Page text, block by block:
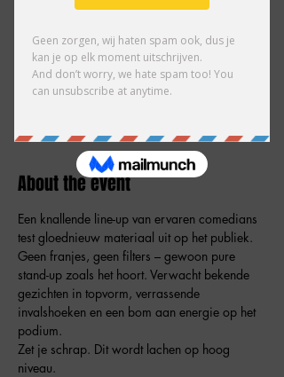
Mar 26, 2026, 8:30 PM – 10:00 PM
Guests
About the event
Een knallende line-up van ervaren comedians
test gloednieuw materiaal uit op het publiek.
Geen franjes, geen filters – gewoon pure
stand-up zoals het hoort. Verwacht bekende
gezichten in topvorm, verrassende
invalshoeken en een bom aan energie op het
podium.
Zet je schrap. Dit wordt lachen op hoog
niveau.